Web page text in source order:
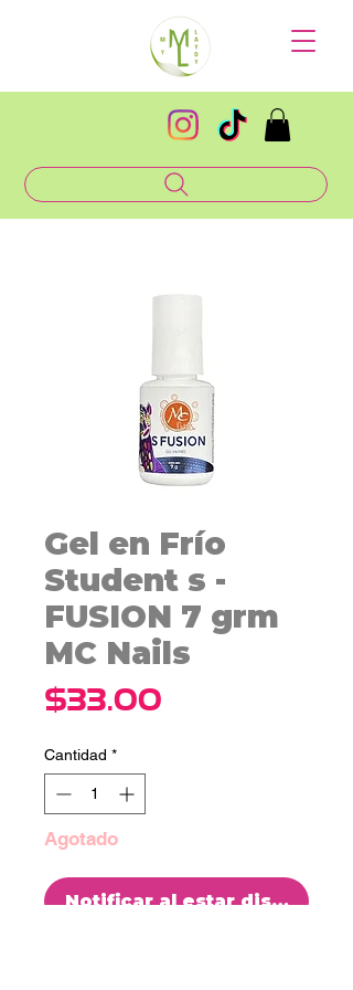
Gel en Frío
Student s -
FUSION 7 grm
MC Nails
$33.00
Cantidad *
Agotado
Notificar al estar disponible